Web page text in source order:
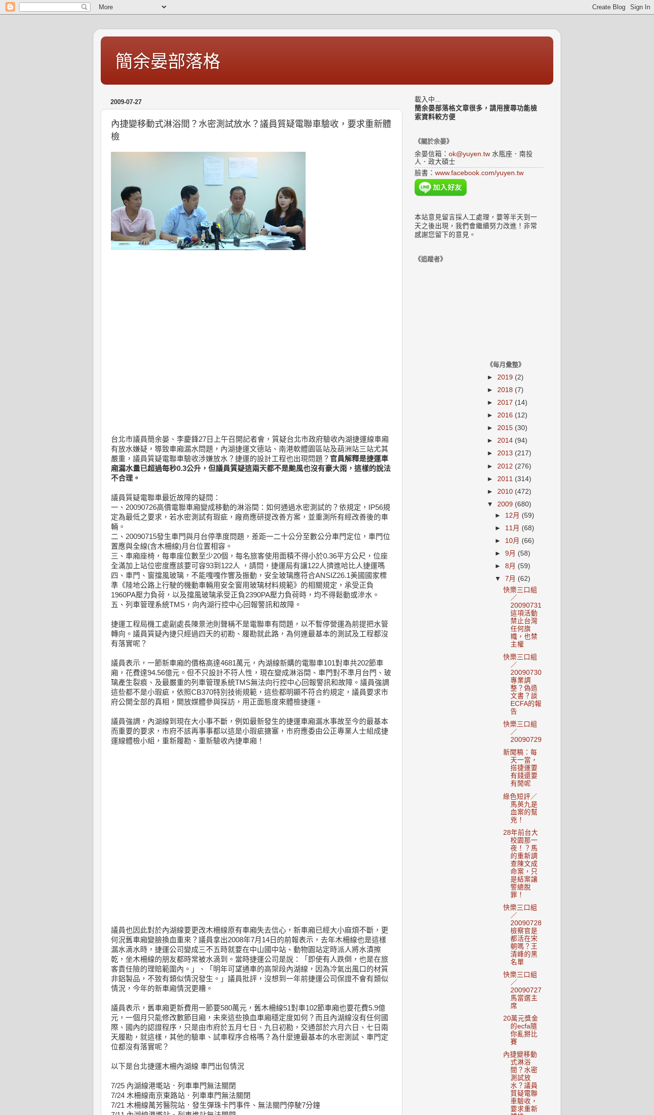
簡余晏部落格
2009-07-27
內捷變移動式淋浴間？水密測試放水？議員質疑電聯車驗收，要求重新體
檢
台北市議員簡余晏、李慶鋒27日上午召開記者會，質疑台北市政府驗收內湖捷運線車廂
有放水嫌疑，導致車廂漏水問題，內湖捷運文德站、南港軟體園區站及葫洲站三站尤其
嚴重，議員質疑電聯車驗收涉嫌放水？捷運的設計工程也出現問題？ 官員解釋是捷運車
廂漏水量已超過每秒0.3公升，但議員質疑這兩天都不是颱風也沒有豪大雨，這樣的說法
不合理。
議員質疑電聯車最近故障的疑問：
一、20090726高價電聯車廂變成移動的淋浴間：如何通過水密測試的？依規定，IP56規
定為最低之要求，若水密測試有瑕疵，廠商應研提改善方案，並重測所有經改善後的車
輛。
二、20090715發生車門與月台停準度問題，差距一二十公分至數公分車門定位，車門位
置應與全線(含木柵線)月台位置相容。
三、車廂座椅，每車座位數至少20個，每名旅客使用面積不得小於0.36平方公尺，位座
全滿加上站位密度應該要可容93到122人 ，請問，捷運局有讓122人擠進哈比人捷運嗎
四、車門、窗擋風玻璃，不能嘎嘎作響及振動，安全玻璃應符合ANSIZ26.1美國國家標
準《陸地公路上行駛的機動車輛用安全窗用玻璃材料規範》的相關規定，承受正負
1960PA壓力負荷，以及擋風玻璃承受正負2390PA壓力負荷時，均不得鬆動或滲水。
五、列車管理系統TMS，向內湖行控中心回報警訊和故障。
捷運工程局機工處副處長陳景池則聲稱不是電聯車有問題，以不暫停營運為前提把水管
轉向。議員質疑內捷只經過四天的初勘、履勘就此路，為何連最基本的測試及工程都沒
有落實呢？
議員表示，一節新車廂的價格高達4681萬元，內湖線新購的電聯車101對車共202節車
廂，花費達94.56億元。但不只設計不符人性，現在變成淋浴間、車門對不準月台門、玻
璃產生裂痕、及最嚴重的列車管理系統TMS無法向行控中心回報警訊和故障。議員強調
這些都不是小瑕疵，依照CB370特別技術規範，這些都明顯不符合約規定，議員要求市
府公開全部的真相，開放媒體參與採訪，用正面態度來體檢捷運。
議員強調，內湖線到現在大小事不斷，例如最新發生的捷運車廂漏水事故至今的最基本
而重要的要求，市府不該再事事都以這是小瑕疵搪塞，市府應委由公正專業人士組成捷
運線體檢小組，重新履勘、重新驗收內捷車廂！
議員也因此對於內湖線要更改木柵線原有車廂失去信心，新車廂已經大小麻煩不斷，更
何況舊車廂變臉換血重來？議員拿出2008年7月14日的前報表示，去年木柵線也是這樣
漏水滴水時，捷運公司變成三不五時就要在中山國中站、動物園站定時派人將水漬擦
乾，坐木柵線的朋友都時常被水滴到。當時捷運公司是說：「即使有人跌倒，也是在旅
客責任險的理賠範圍內。」、「明年可望通車的高架段內湖線，因為冷氣出風口的材質
非鋁製品，不致有類似情況發生。」議員批評，沒想到一年前捷運公司保證不會有類似
情況，今年的新車廂情況更糟。
議員表示，舊車廂更新費用一節要580萬元，舊木柵線51對車102節車廂也要花費5.9億
元，一個月只能修改數節目廂，未來這些換血車廂穩定度如何？而且內湖線沒有任何國
際、國內的認證程序，只是由市府於五月七日、九日初勘，交通部於六月六日、七日兩
天履勘，就這樣，其他的驗車、試車程序合格嗎？為什麼連最基本的水密測試、車門定
位都沒有落實呢？
以下是台北捷運木柵內湖線 車門出包情況
7/25 內湖線港墘站．列車車門無法關閉
7/24 木柵線南京東路站．列車車門無法關閉
7/21 木柵線萬芳醫院站．發生彈珠卡門事件、無法關門停駛7分鐘
載入中...
簡余晏部落格文章很多，請用搜尋功能檢
索資料較方便
《關於余晏》
余晏信箱： ok@yuyen.tw 水瓶座．南投
人．政大碩士
臉書： www.facebook.com/yuyen.tw
本站意見留言採人工處理，要等半天到一
天之後出現，我們會繼續努力改進！非常
感謝您留下的意見。
《追蹤者》
《每月彙整》
► 2019 (2)
► 2018 (7)
► 2017 (14)
► 2016 (12)
► 2015 (30)
► 2014 (94)
► 2013 (217)
► 2012 (276)
► 2011 (314)
► 2010 (472)
▼ 2009 (680)
► 12月 (59)
► 11月 (68)
► 10月 (66)
►9月 (58)
►8月 (59)
▼7月 (62)
快樂三口組
／
20090731
這項活動
禁止台灣
任何旗
幟，也禁
主權
快樂三口組
／
20090730
專業調
整？偽造
文書？談
ECFA的報
告
快樂三口組
／
20090729
新聞稿：每
天一當，
搭捷運要
有錢還要
有閒呢
綠色短評／
馬英九是
血案的幫
兇！
28年前台大
校園那一
夜！？馬
的重新調
查陳文成
命案，只
是結案讓
警總脫
罪！
快樂三口組
／
20090728
檢察官是
都活在宋
朝嗎？王
清峰的黑
名單
快樂三口組
／
20090727
馬當選主
席
20萬元獎金
的ecfa隨
你亂掰比
賽
內捷變移動
式淋浴
間？水密
測試放
水？議員
質疑電聯
車驗收，
要求重新